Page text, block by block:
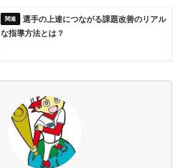
選手の上達につながる課題改善のリアル
な指導方法とは？